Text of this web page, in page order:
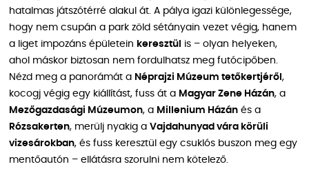
hatalmas játszótérré alakul át. A pálya igazi különlegessége,
hogy nem csupán a park zöld sétányain vezet végig, hanem
a liget impozáns épületein keresztül
is – olyan helyeken,
ahol máskor biztosan nem fordulhatsz meg futócipőben.
Nézd meg a panorámát a Néprajzi Múzeum tetőkertjéről ,
kocogj végig egy kiállítást, fuss át a Magyar Zene Házán, a
Mezőgazdasági Múzeumon, a Millenium Házán és a
Rózsakerten, merülj nyakig a Vajdahunyad vára körüli
vizesárokban, és fuss keresztül egy csuklós buszon meg egy
mentőautón – ellátásra szorulni nem kötelező.